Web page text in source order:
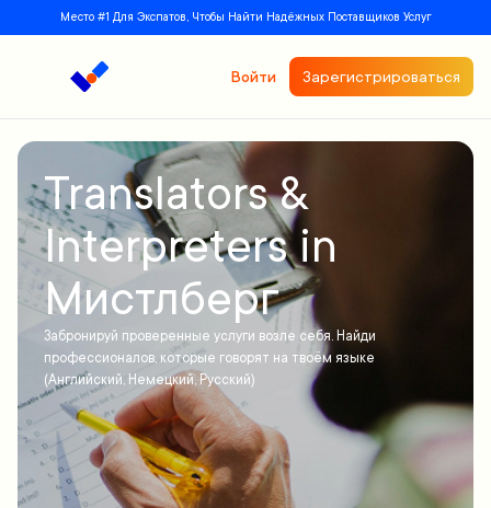
Место #1 Для Экспатов, Чтобы Найти Надёжных Поставщиков Услуг
Войти Зарегистрироваться
Translators &
Interpreters in
Мистлберг
Забронируй проверенные услуги возле себя. Найди
профессионалов, которые говорят на твоём языке
(Английский, Немецкий, Русский)